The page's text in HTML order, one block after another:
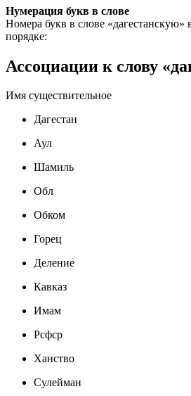
Нумерация букв в слове
Номера букв в слове
порядке:
Ассоциации к слову
Имя существительное
Дагестан
Аул
Шамиль
Обл
Обком
Горец
Деление
Кавказ
Имам
Рсфср
Ханство
Сулейман